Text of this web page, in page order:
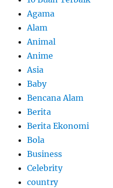
Agama
Alam
Animal
Anime
Asia
Baby
Bencana Alam
Berita
Berita Ekonomi
Bola
Business
Celebrity
country